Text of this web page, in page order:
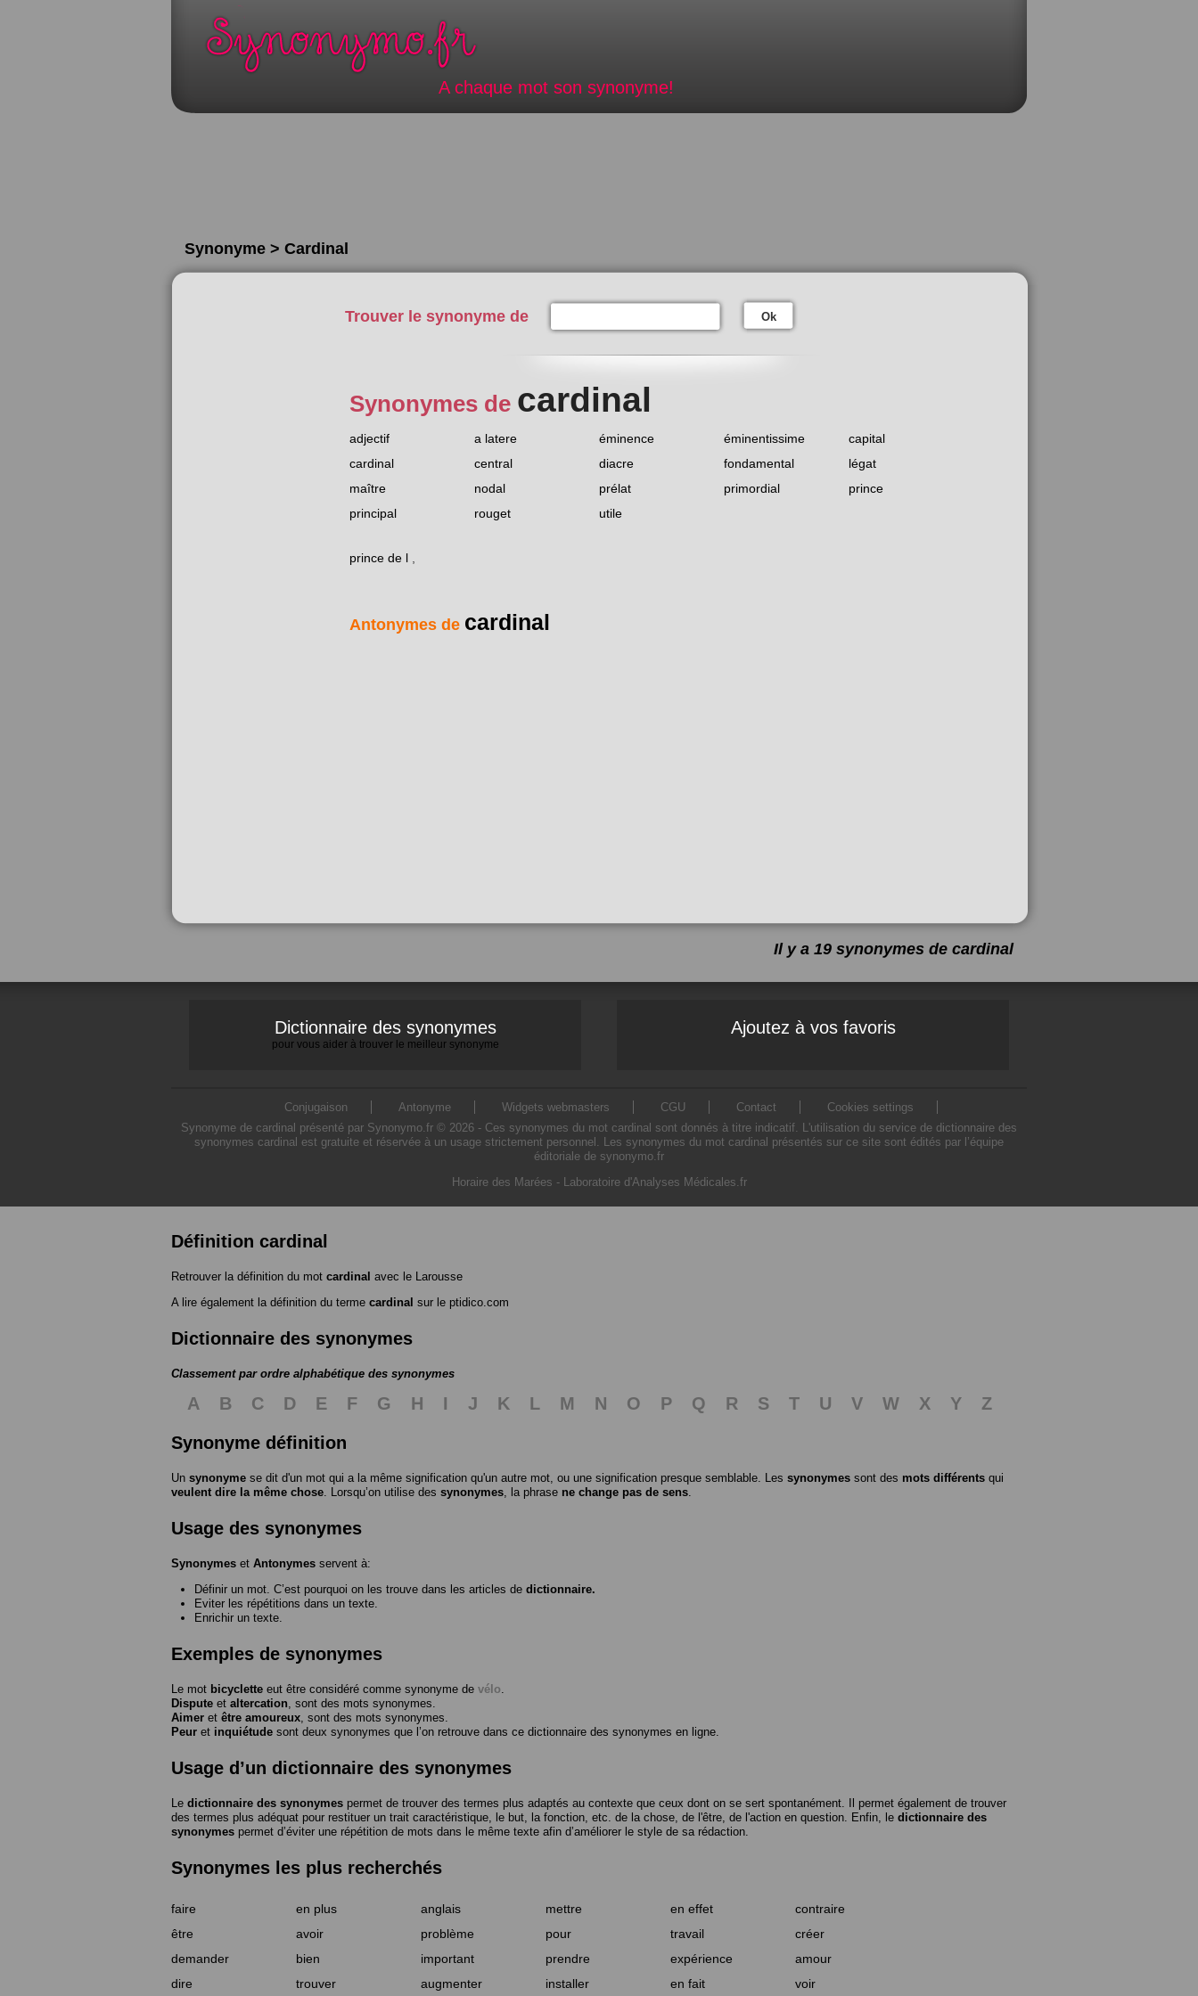
A chaque mot son synonyme!
Synonyme > Cardinal
Trouver le synonyme de Ok
Synonymes de cardinal
adjectif a latere éminence éminentissime
capital
cardinal
central diacre fondamental
légat
maître
nodal prélat primordial
prince
principal
rouget utile
prince de l
Antonymes de cardinal
Il y a 19 synonymes de cardinal
Dictionnaire des synonymes
pour vous aider à trouver le meilleur synonyme
Ajoutez à vos favoris
Conjugaison Antonyme Widgets webmasters CGU Contact
Cookies settings
Synonyme de cardinal présenté par Synonymo.fr © 2026 - Ces synonymes du mot cardinal sont donnés à titre indicatif. L'utilisation du service de dictionnaire des
synonymes cardinal est gratuite et réservée à un usage strictement personnel. Les synonymes du mot cardinal présentés sur ce site sont édités par l’équipe
éditoriale de synonymo.fr
Horaire des Marées - Laboratoire d'Analyses Médicales.fr
Définition cardinal
Retrouver la définition du mot cardinal avec le Larousse
A lire également la définition du terme cardinal sur le ptidico.com
Dictionnaire des synonymes
Classement par ordre alphabétique des synonymes
A B C D E F G H I J K L M N O P Q R S T U V W X Y
Z
Synonyme définition
Un synonyme se dit d'un mot qui a la même signification qu'un autre mot, ou une signification presque semblable. Les synonymes sont des mots différents qui
veulent dire la même chose . Lorsqu’on utilise des synonymes , la phrase ne change pas de sens
Usage des synonymes
Synonymes et Antonymes servent à:
Définir un mot. C’est pourquoi on les trouve dans les articles de dictionnaire.
Eviter les répétitions dans un texte.
Enrichir un texte.
Exemples de synonymes
Le mot bicyclette eut être considéré comme synonyme de vélo
Dispute et altercation , sont des mots synonymes.
Aimer et être amoureux , sont des mots synonymes.
Peur et inquiétude sont deux synonymes que l’on retrouve dans ce dictionnaire des synonymes en ligne.
Usage d’un dictionnaire des synonymes
Le dictionnaire des synonymes permet de trouver des termes plus adaptés au contexte que ceux dont on se sert spontanément. Il permet également de trouver
des termes plus adéquat pour restituer un trait caractéristique, le but, la fonction, etc. de la chose, de l'être, de l'action en question. Enfin, le dictionnaire des
synonymes permet d’éviter une répétition de mots dans le même texte afin d’améliorer le style de sa rédaction.
Synonymes les plus recherchés
faire en plus anglais mettre en effet
contraire
être
avoir problème pour travail
créer
demander
bien important prendre expérience
amour
dire
trouver augmenter installer en fait voir